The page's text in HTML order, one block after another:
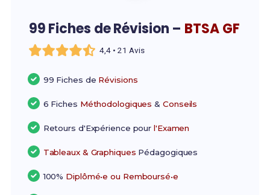
99 Fiches de Révision – BTSA GF
4,4 • 21 Avis
99 Fiches de Révisions
6 Fiches Méthodologiques &Conseils
Retours d'Expérience pourl'Examen
Tableaux & Graphiques Pédagogiques
100% Diplômé•e ou Remboursé•e